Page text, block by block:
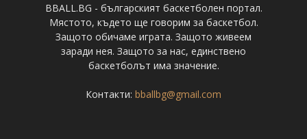
BBALL.BG - българският баскетболен портал.
Мястото, където ще говорим за баскетбол.
Защото обичаме играта. Защото живеем
заради нея. Защото за нас, единствено
баскетболът има значение.
Контакти: bballbg@gmail.com